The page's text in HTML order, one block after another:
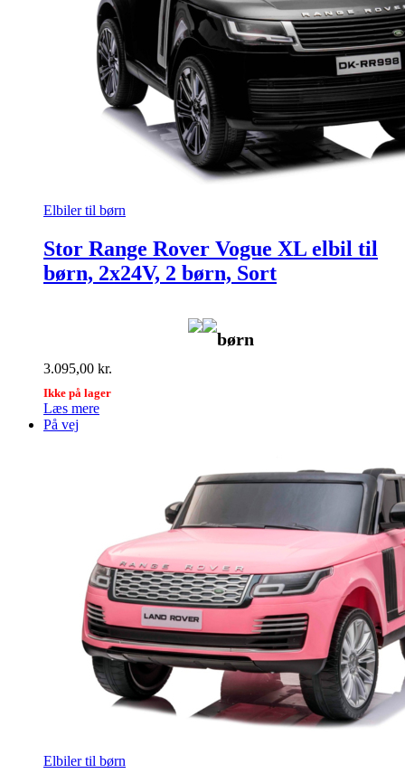
Elbiler til børn
Stor Range Rover Vogue XL elbil til
børn, 2x24V, 2 børn, Sort
børn
3.095,00 kr.
Ikke på lager
Læs mere
På vej
Elbiler til børn